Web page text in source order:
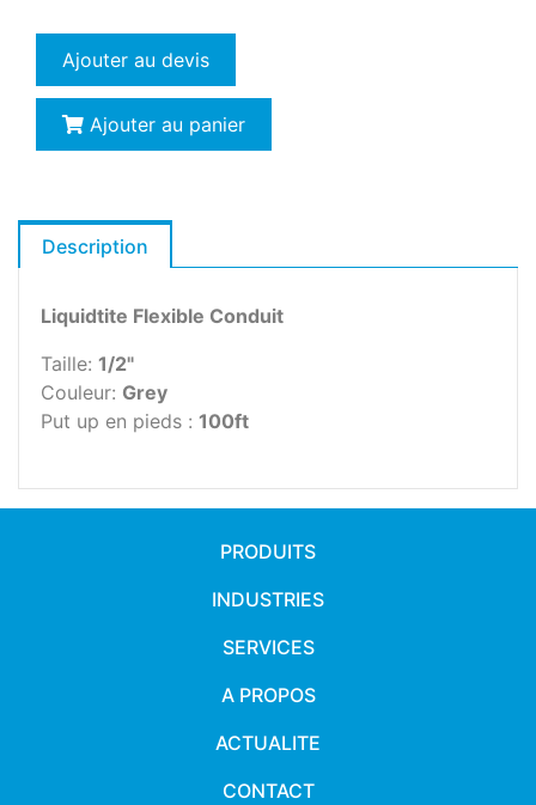
Ajouter au devis
Ajouter au panier
Description
Liquidtite Flexible Conduit
Taille: 1/2"
Couleur: Grey
Put up en pieds : 100ft
PRODUITS
INDUSTRIES
SERVICES
A PROPOS
ACTUALITE
CONTACT